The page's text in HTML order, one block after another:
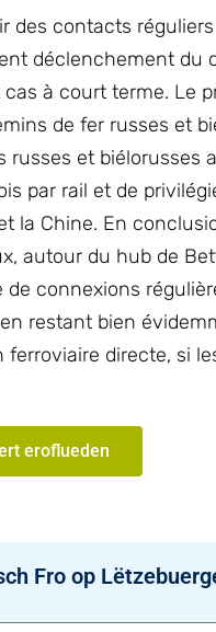
des contacts
déclenchement
cas à court terme.
de fer russes et
et biélorusses
par rail et de
la Chine. En
autour du hub de
connexions
restant bien
directe, si
eroflueden
Fro op